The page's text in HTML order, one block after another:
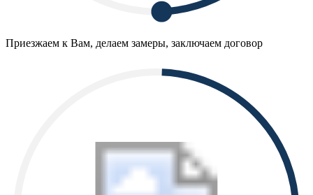
Приезжаем к Вам, делаем замеры, заключаем договор